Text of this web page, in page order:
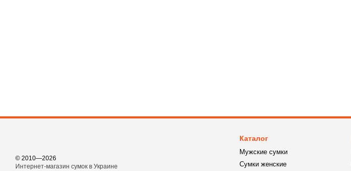
© 2010—2026
Интернет-магазин сумок в Украине
Каталог
Мужские сумки
Сумки женские